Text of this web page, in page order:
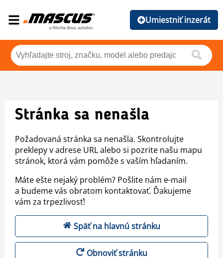
Umiestniť inzerát
Stránka sa nenašla
Požadovaná stránka sa nenašla. Skontrolujte
preklepy v adrese URL alebo si pozrite našu mapu
stránok, ktorá vám pomôže s vaším hľadaním.
Máte ešte nejaký problém? Pošlite nám e-mail
a budeme vás obratom kontaktovať. Ďakujeme
vám za trpezlivosť!
Späť na hlavnú stránku
Obnoviť stránku